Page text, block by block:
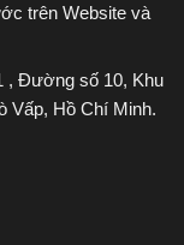
trên Website và
, Đường số 10, Khu
Vấp, Hồ Chí Minh.